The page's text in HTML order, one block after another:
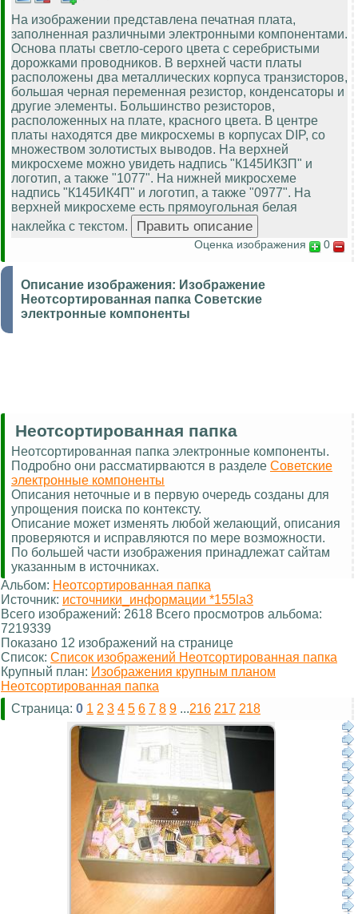
На изображении представлена печатная плата,
заполненная различными электронными компонентами.
Основа платы светло-серого цвета с серебристыми
дорожками проводников. В верхней части платы
расположены два металлических корпуса транзисторов,
большая черная переменная резистор, конденсаторы и
другие элементы. Большинство резисторов,
расположенных на плате, красного цвета. В центре
платы находятся две микросхемы в корпусах DIP, со
множеством золотистых выводов. На верхней
микросхеме можно увидеть надпись "К145ИК3П" и
логотип, а также "1077". На нижней микросхеме
надпись "К145ИК4П" и логотип, а также "0977". На
верхней микросхеме есть прямоугольная белая
наклейка с текстом.
Оценка изображения 0
Описание изображения: Изображение
Неотсортированная папка Советские
электронные компоненты
Неотсортированная папка
Неотсортированная папка электронные компоненты.
Подробно они рассматирваются в разделе Советские
электронные компоненты
Описания неточные и в первую очередь созданы для
упрощения поиска по контексту.
Описание может изменять любой желающий, описания
проверяются и исправляются по мере возможности.
По большей части изображения принадлежат сайтам
указанным в источниках.
Альбом: Неотсортированная папка
Источник: источники_информации *155la3
Всего изображений: 2618 Всего просмотров альбома:
7219339
Показано 12 изображений на странице
Список: Список изображений Неотсортированная папка
Крупный план: Изображения крупным планом
Неотсортированная папка
Страница: 0 1 2 3 4 5 6 7 8 9 ...216 217 218